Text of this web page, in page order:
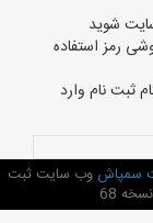
شوید
رمز استفاده
ثبت نام وارد
سمپاش وب سایت ثبت
68